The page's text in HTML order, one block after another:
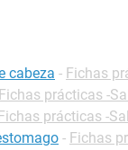
cabeza - Fichas
Fichas prácticas -
prácticas -
- Fichas